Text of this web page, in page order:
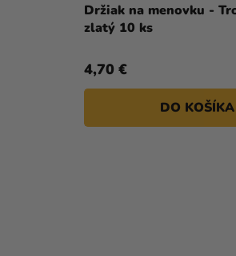
Držiak na menovku -
zlatý 10 ks
4,70 €
DO KOŠÍKA